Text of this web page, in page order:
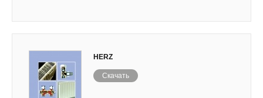
HERZ
Скачать